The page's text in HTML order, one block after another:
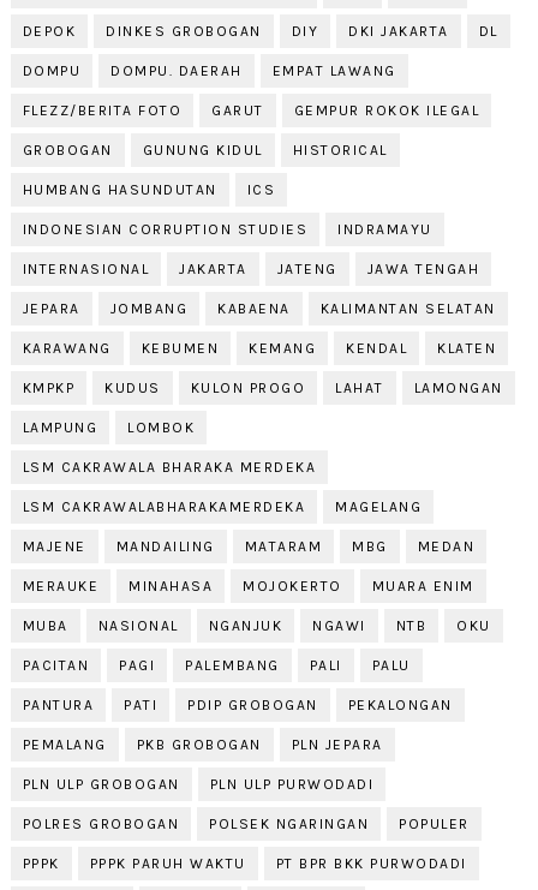
DEPOK DINKES GROBOGAN DIY DKI JAKARTA DL
DOMPU DOMPU. DAERAH EMPAT LAWANG
FLEZZ/BERITA FOTO GARUT GEMPUR ROKOK ILEGAL
GROBOGAN GUNUNG KIDUL HISTORICAL
HUMBANG HASUNDUTAN ICS
INDONESIAN CORRUPTION STUDIES INDRAMAYU
INTERNASIONAL JAKARTA JATENG JAWA TENGAH
JEPARA JOMBANG KABAENA KALIMANTAN SELATAN
KARAWANG KEBUMEN KEMANG KENDAL KLATEN
KMPKP KUDUS KULON PROGO LAHAT LAMONGAN
LAMPUNG LOMBOK
LSM CAKRAWALA BHARAKA MERDEKA
LSM CAKRAWALABHARAKAMERDEKA MAGELANG
MAJENE MANDAILING MATARAM MBG MEDAN
MERAUKE MINAHASA MOJOKERTO MUARA ENIM
MUBA NASIONAL NGANJUK NGAWI NTB OKU
PACITAN PAGI PALEMBANG PALI PALU
PANTURA PATI PDIP GROBOGAN PEKALONGAN
PEMALANG PKB GROBOGAN PLN JEPARA
PLN ULP GROBOGAN PLN ULP PURWODADI
POLRES GROBOGAN POLSEK NGARINGAN POPULER
PPPK PPPK PARUH WAKTU PT BPR BKK PURWODADI